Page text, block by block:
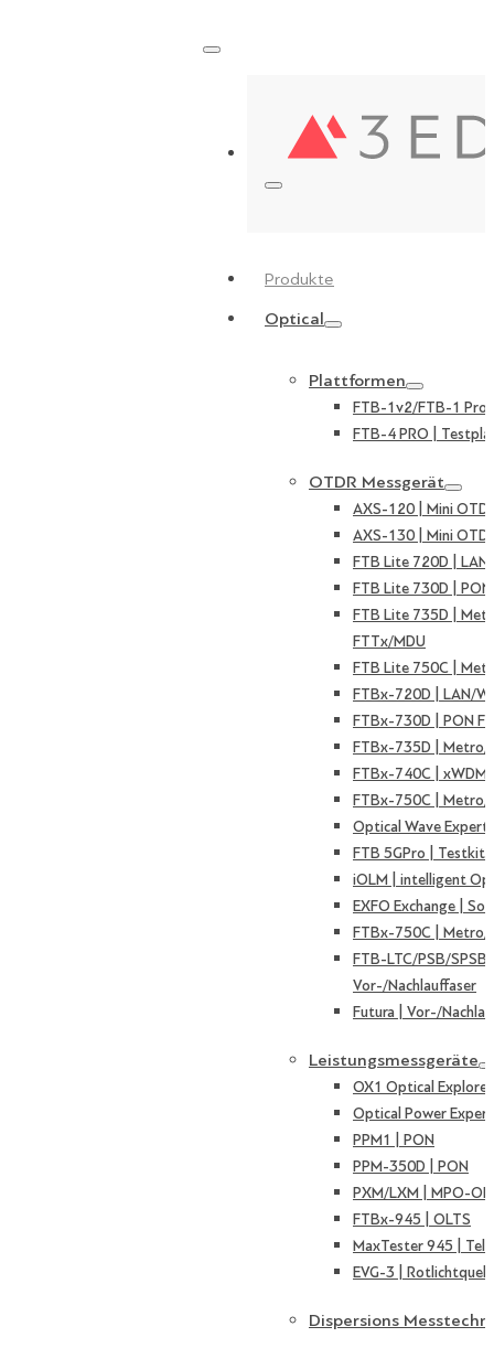
Produkte
Optical
Plattformen
FTB-1v2/FTB-1
FTB-4 PRO |
OTDR Messgerät
AXS-120 | Mini
AXS-130 | Mini
FTB Lite 720D |
FTB Lite 730D |
FTB Lite 735D |
FTTx/MDU
FTB Lite 750C |
FTBx-720D | LAN/
FTBx-730D | PON
FTBx-735D | Metro/
FTBx-740C | xWDM
FTBx-750C | Metro/
Optical Wave Expert
FTB 5GPro | Testkit
iOLM | intelligent
EXFO Exchange |
FTBx-750C | Metro/
FTB-LTC/PSB/SPSB
Vor-/Nachlauffaser
Futura | Vor-/
Leistungsmessgeräte
OX1 Optical Explorer
Optical Power Expert
PPM1 | PON
PPM-350D | PON
PXM/LXM | MPO-
FTBx-945 | OLTS
MaxTester 945 |
EVG-3 |
Dispersions